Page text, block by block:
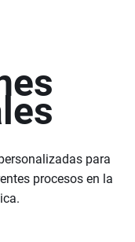
para
procesos en la